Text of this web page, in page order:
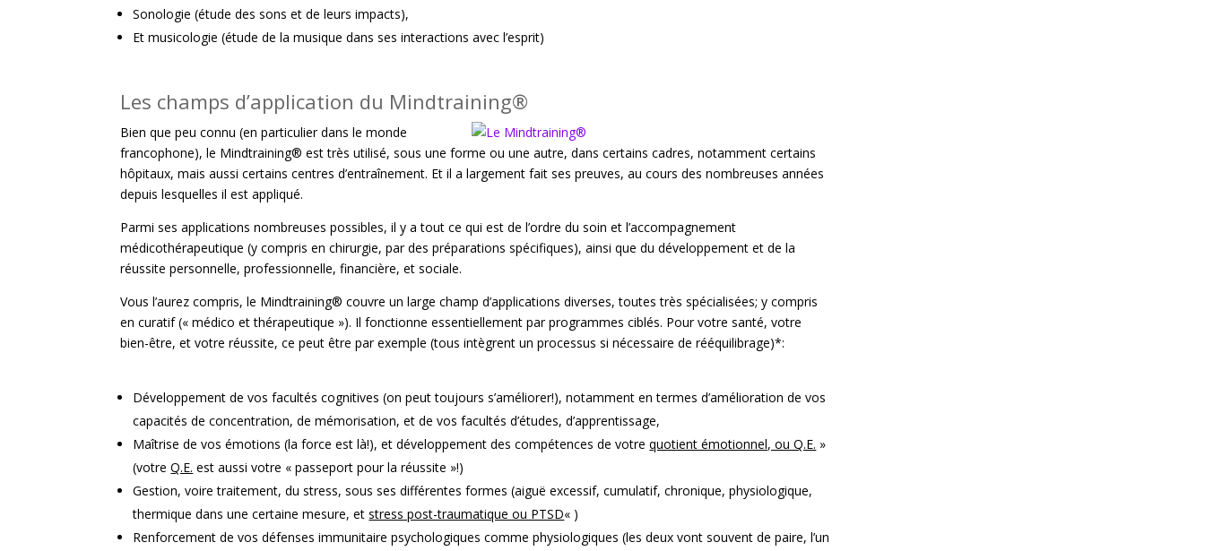
Sonologie (étude des sons et de leurs impacts),
Et musicologie (étude de la musique dans ses interactions avec l’esprit)
Les champs d’application du Mindtraining®
Bien que peu connu (en particulier dans le monde
francophone), le Mindtraining® est très utilisé, sous une forme ou une autre, dans certains cadres, notamment certains
hôpitaux, mais aussi certains centres d’entraînement. Et il a largement fait ses preuves, au cours des nombreuses années
depuis lesquelles il est appliqué.
Parmi ses applications nombreuses possibles, il y a tout ce qui est de l’ordre du soin et l’accompagnement
médicothérapeutique (y compris en chirurgie, par des préparations spécifiques), ainsi que du développement et de la
réussite personnelle, professionnelle, financière, et sociale.
Vous l’aurez compris, le Mindtraining® couvre un large champ d’applications diverses, toutes très spécialisées; y compris
en curatif (« médico et thérapeutique »). Il fonctionne essentiellement par programmes ciblés. Pour votre santé, votre
bien-être, et votre réussite, ce peut être par exemple (tous intègrent un processus si nécessaire de rééquilibrage)*:
Développement de vos facultés cognitives (on peut toujours s’améliorer!), notamment en termes d’amélioration de vos
capacités de concentration, de mémorisation, et de vos facultés d’études, d’apprentissage,
Maîtrise de vos émotions (la force est là!), et développement des compétences de votrequotient émotionnel, ou Q.E. »
(votreQ.E. est aussi votre « passeport pour la réussite »!)
Gestion, voire traitement, du stress, sous ses différentes formes (aiguë excessif, cumulatif, chronique, physiologique,
thermique dans une certaine mesure, etstress post-traumatique ou PTSD« )
Renforcement de vos défenses immunitaire psychologiques comme physiologiques (les deux vont souvent de paire, l’un